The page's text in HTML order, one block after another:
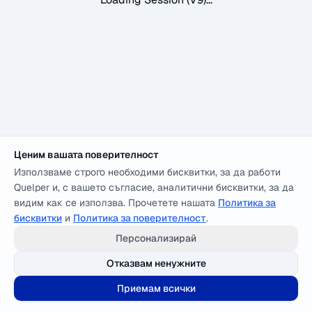
Ценим вашата поверителност
Използваме строго необходими бисквитки, за да работи
Quelper и, с вашето съгласие, аналитични бисквитки, за да
видим как се използва. Прочетете нашата Политика за
бисквитки и Политика за поверителност.
Персонализирай
Отказвам ненужните
Приемам всички